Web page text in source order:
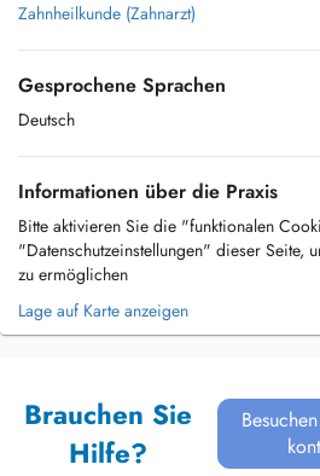
Zahnheilkunde (Zahnarzt)
Gesprochene Sprachen
Deutsch
Informationen über die Praxis
Bitte aktivieren Sie die "funktionalen
"Datenschutzeinstellungen" dieser Seite,
zu ermöglichen
Lage auf Karte anzeigen
Brauchen Sie
Hilfe?